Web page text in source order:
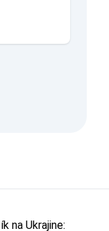
na Ukrajine: